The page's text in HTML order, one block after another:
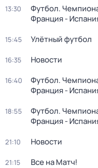
13:30
Футбол.
Франция -
15:45 Улётный футбол
16:35 Новости
16:40
Футбол.
Франция -
18:55
Футбол.
Франция -
21:10 Новости
21:15 Все на Матч!